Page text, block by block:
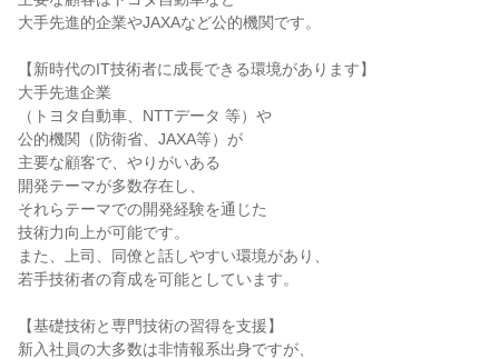
大手先進的企業やJAXAなど公的機関です。
【新時代のIT技術者に成長できる環境があります】
大手先進企業
（トヨタ自動車、NTTデータ 等）や
公的機関（防衛省、JAXA等）が
主要な顧客で、やりがいある
開発テーマが多数存在し、
それらテーマでの開発経験を通じた
技術力向上が可能です。
また、上司、同僚と話しやすい環境があり、
若手技術者の育成を可能としています。
【基礎技術と専門技術の習得を支援】
新入社員の大多数は非情報系出身ですが、